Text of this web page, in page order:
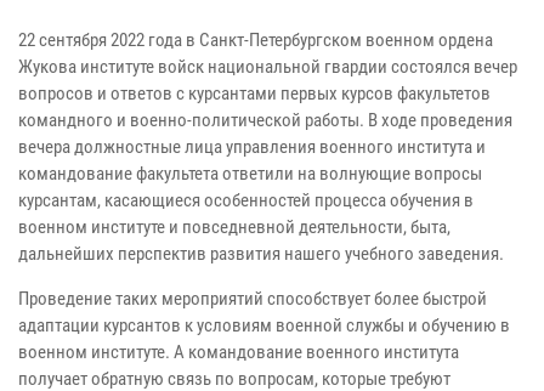
22 сентября 2022 года в Санкт-Петербургском военном ордена
Жукова институте войск национальной гвардии состоялся вечер
вопросов и ответов с курсантами первых курсов факультетов
командного и военно-политической работы. В ходе проведения
вечера должностные лица управления военного института и
командование факультета ответили на волнующие вопросы
курсантам, касающиеся особенностей процесса обучения в
военном институте и повседневной деятельности, быта,
дальнейших перспектив развития нашего учебного заведения.
Проведение таких мероприятий способствует более быстрой
адаптации курсантов к условиям военной службы и обучению в
военном институте. А командование военного института
получает обратную связь по вопросам, которые требуют